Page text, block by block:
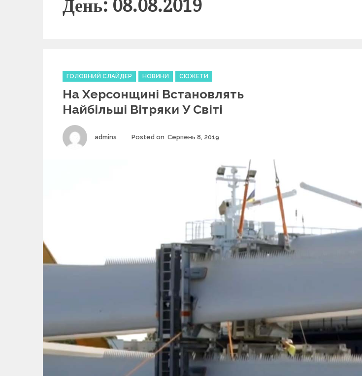
День: 08.08.2019
C
a
e
g
r
ГОЛОВНИЙ СЛАЙДЕР НОВИНИ СЮЖЕТИ
На Херсонщині Встановлять
Найбільші Вітряки У Світі
Author
admins Posted on Серпень 8, 2019